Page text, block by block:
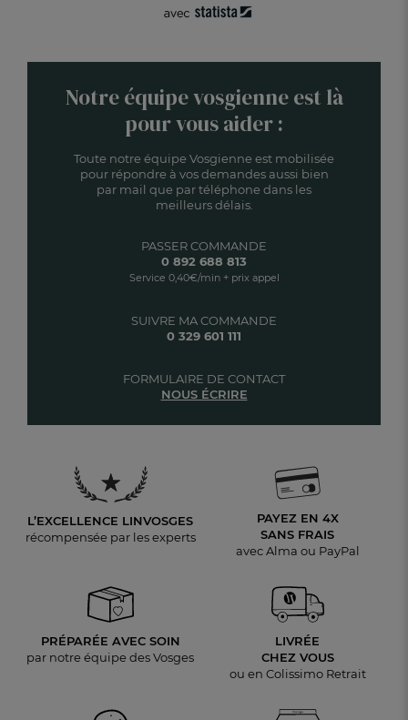
Notre équipe vosgienne est là
pour vous aider :
Toute notre équipe Vosgienne est mobilisée
pour répondre à vos demandes aussi bien
par mail que par téléphone dans les
meilleurs délais.
SUIVRE MA COMMANDE
0 329 601 111
PASSER COMMANDE
0 892 688 813
Service 0,40€/min + prix appel
FORMULAIRE DE CONTACT
NOUS ÉCRIRE
L’EXCELLENCE LINVOSGES
récompensée par les experts
PAYEZ EN 4X
SANS FRAIS
avec Alma ou PayPal
PRÉPARÉE AVEC SOIN
par notre équipe des Vosges
LIVRÉE
CHEZ VOUS
ou en Colissimo Retrait